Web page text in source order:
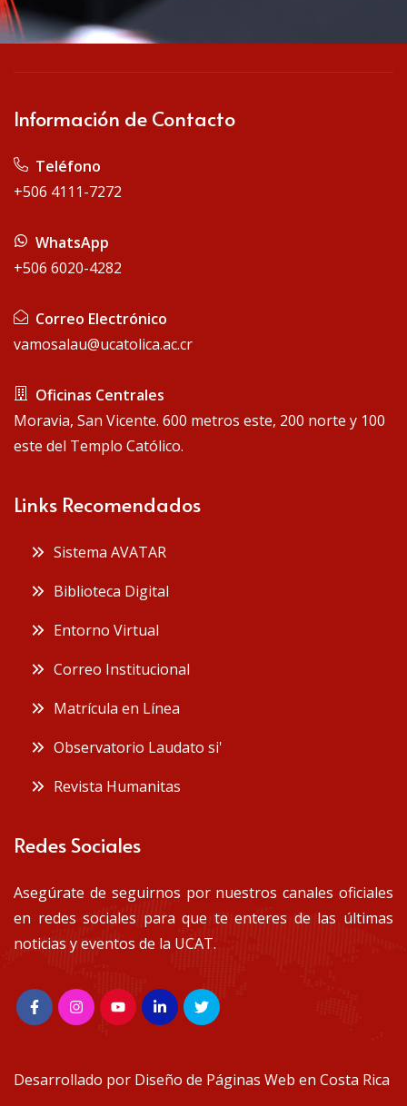
Información de Contacto
Teléfono
+506 4111-7272
WhatsApp
+506 6020-4282
Correo Electrónico
vamosalau@ucatolica.ac.cr
Oficinas Centrales
Moravia, San Vicente. 600 metros este, 200 norte y 100
este del Templo Católico.
Links Recomendados
Sistema AVATAR
Biblioteca Digital
Entorno Virtual
Correo Institucional
Matrícula en Línea
Observatorio Laudato si'
Revista Humanitas
Redes Sociales
Asegúrate de seguirnos por nuestros canales oficiales
en redes sociales para que te enteres de las últimas
noticias y eventos de la UCAT.
Desarrollado por Diseño de Páginas Web en Costa Rica